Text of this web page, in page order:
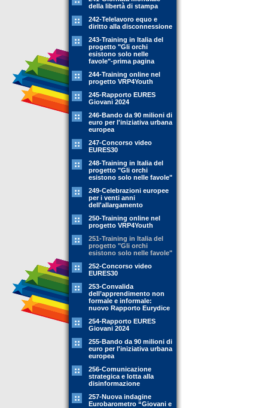
della libertà di stampa
242-Telelavoro equo e
diritto alla disconnessione
243-Training in Italia del
progetto "Gli orchi
esistono solo nelle
favole"-prima pagina
244-Training online nel
progetto VRP4Youth
245-Rapporto EURES
Giovani 2024
246-Bando da 90 milioni di
euro per l'iniziativa urbana
europea
247-Concorso video
EURES30
248-Training in Italia del
progetto "Gli orchi
esistono solo nelle favole"
249-Celebrazioni europee
per i venti anni
dell'allargamento
250-Training online nel
progetto VRP4Youth
251-Training in Italia del
progetto "Gli orchi
esistono solo nelle favole"
252-Concorso video
EURES30
253-Convalida
dell’apprendimento non
formale e informale:
nuovo Rapporto Eurydice
254-Rapporto EURES
Giovani 2024
255-Bando da 90 milioni di
euro per l'iniziativa urbana
europea
256-Comunicazione
strategica e lotta alla
disinformazione
257-Nuova indagine
Eurobarometro “Giovani e